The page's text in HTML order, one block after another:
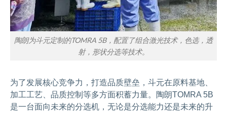
陶朗为斗元定制的TOMRA 5B，配置了组合激光技术，色选，透
射，形状分选等技术。
为了发展核心竞争力，打造品质壁垒，斗元在原料基地、
加工工艺、品质控制等多方面积蓄力量。陶朗TOMRA 5B
是一台面向未来的分选机，无论是分选能力还是未来的升